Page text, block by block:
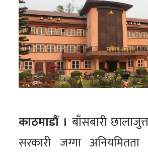
काठमाडौं । बाँसबारी
सरकारी जग्गा